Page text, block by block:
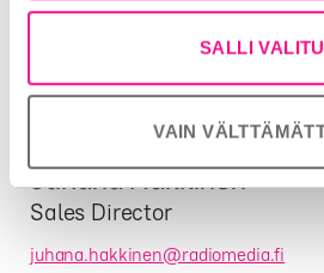
SALLI
VAIN
Juhana Häkkinen
Sales Director
juhana.hakkinen@radiomedia.fi